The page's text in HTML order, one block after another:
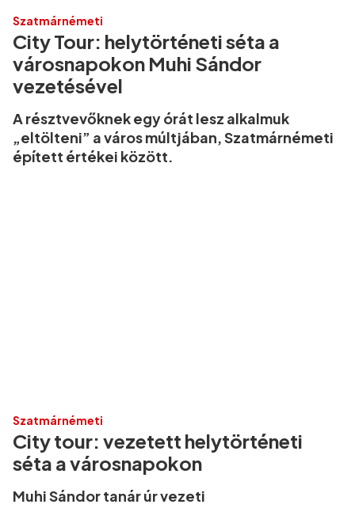
Szatmárnémeti
City Tour: helytörténeti séta a
városnapokon Muhi Sándor
vezetésével
A résztvevőknek egy órát lesz alkalmuk
„eltölteni” a város múltjában, Szatmárnémeti
épített értékei között.
Szatmárnémeti
City tour: vezetett helytörténeti
séta a városnapokon
Muhi Sándor tanár úr vezeti